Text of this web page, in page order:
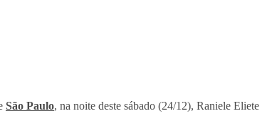
São Paulo, na noite deste sábado (24/12), Raniele Eliete